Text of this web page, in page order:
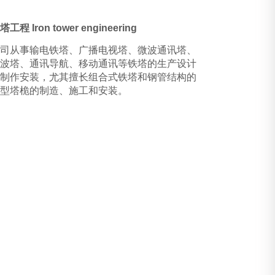
工程 Iron tower engineering
从事输电铁塔、广播电视塔、微波通讯塔、
塔、通讯导航、移动通讯等铁塔的生产设计
作安装，尤其擅长组合式铁塔和钢管结构的
塔桅的制造、施工和安装。